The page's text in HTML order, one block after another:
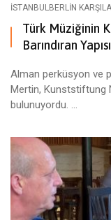
ISTANBULBERLIN
Türk Müziğinin
Barındıran Yapısı
Alman perküsyon ve
Mertin, Kunststiftung
bulunuyordu. ...